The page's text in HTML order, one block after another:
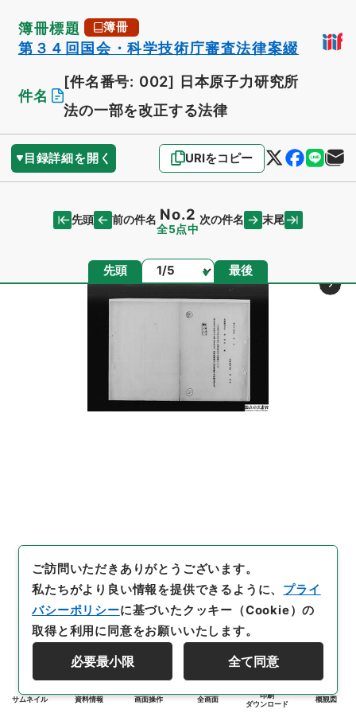
簿冊標題 簿冊
第３４回国会・科学技術庁審査法律案綴
件名
[件名番号: 002] 日本原子力研究所
法の一部を改正する法律
目録詳細を開く URIをコピー
先頭 前の件名 No.2
全5点中
次の件名 末尾
先頭 ページ 最後
サムネイル 資料情報 画面操作 全画面
印刷
ダウンロード
概観図
ご訪問いただきありがとうございます。
私たちがより良い情報を提供できるように、 プライ
バシーポリシーに基づいたクッキー（Cookie）の
取得と利用に同意をお願いいたします。
必要最小限 全て同意